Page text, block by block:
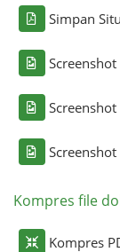
Simpan
Screenshot
Screenshot
Screenshot
Kompres file
Kompres